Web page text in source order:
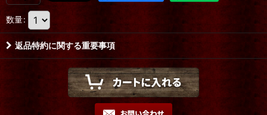
数量:
返品特約に関する重要事項